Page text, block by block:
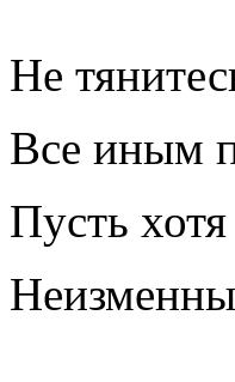
Не
Все иным
Пусть